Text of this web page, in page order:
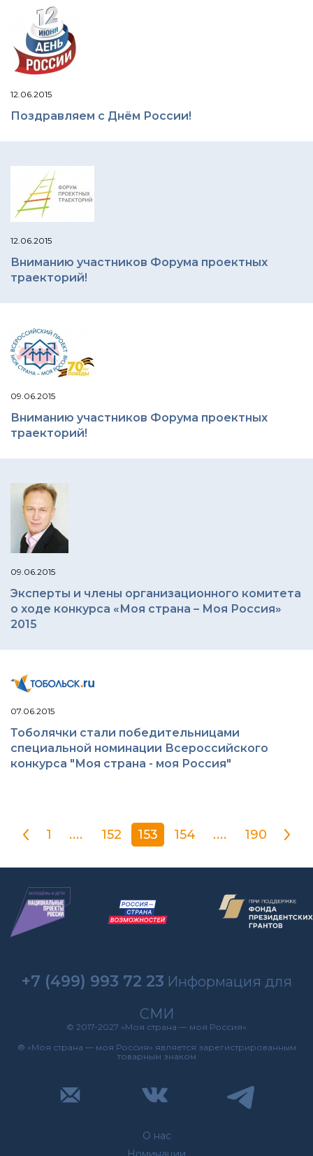
12.06.2015
Поздравляем с Днём России!
12.06.2015
Вниманию участников Форума проектных
траекторий!
09.06.2015
Вниманию участников Форума проектных
траекторий!
09.06.2015
Эксперты и члены организационного комитета
о ходе конкурса «Моя страна – Моя Россия»
2015
07.06.2015
Тоболячки стали победительницами
специальной номинации Всероссийского
конкурса "Моя страна - моя Россия"
1 .... 152 153 154 .... 190
О нас
+7 (499) 993 72 23 Информация для
СМИ
© 2017-2027 «Моя страна — моя Россия»
® «Моя страна — моя Россия» является зарегистрированным
товарным знаком